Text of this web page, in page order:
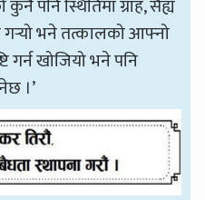
पनि स्थितिमा ग्राह, सैह्य
गर्‍यो भने तत्कालको आफ्नो
गर्न खोजियो भने पनि
।’